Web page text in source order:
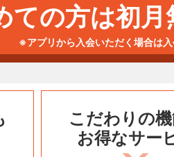
ての方は初
※アプリから入会いただく場合は
こだわりの
お得なサー